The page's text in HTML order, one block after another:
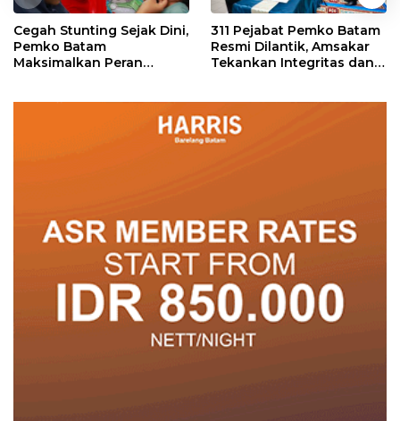
Cegah Stunting Sejak Dini,
Pemko Batam
Maksimalkan Peran
311 Pejabat Pemko Batam
Resmi Dilantik, Amsakar
Tekankan Integritas dan